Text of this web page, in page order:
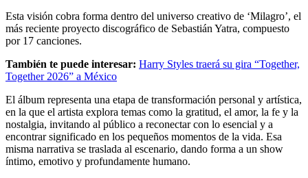
Esta visión cobra forma dentro del universo creativo de ‘Milagro’, el
más reciente proyecto discográfico de Sebastián Yatra, compuesto
por 17 canciones.
También te puede interesar: Harry Styles traerá su gira “Together,
Together 2026” a México
El álbum representa una etapa de transformación personal y artística,
en la que el artista explora temas como la gratitud, el amor, la fe y la
nostalgia, invitando al público a reconectar con lo esencial y a
encontrar significado en los pequeños momentos de la vida. Esa
misma narrativa se traslada al escenario, dando forma a un show
íntimo, emotivo y profundamente humano.